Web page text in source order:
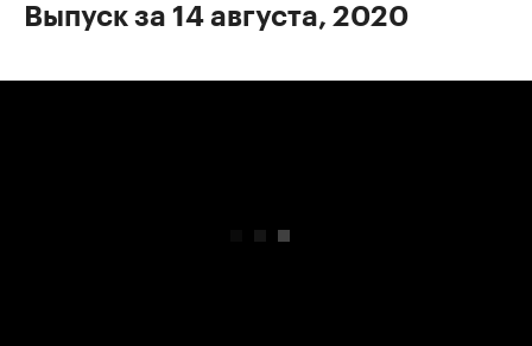
Выпуск за 14 августа, 2020